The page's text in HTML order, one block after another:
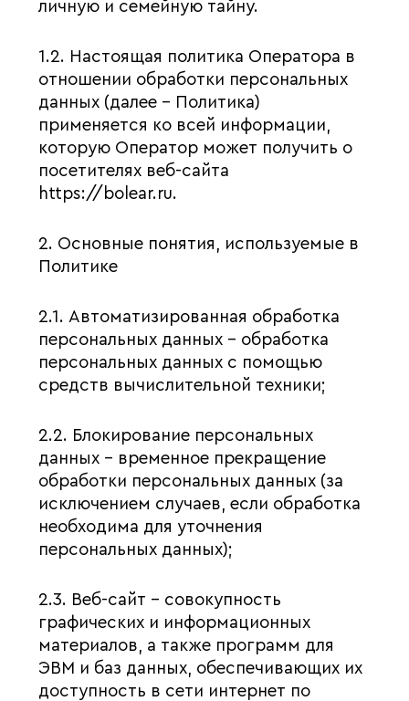
личную и семейную тайну.
1.2. Настоящая политика Оператора в
отношении обработки персональных
данных (далее – Политика)
применяется ко всей информации,
которую Оператор может получить о
посетителях веб-сайта
https://bolear.ru.
2. Основные понятия, используемые в
Политике
2.1. Автоматизированная обработка
персональных данных – обработка
персональных данных с помощью
средств вычислительной техники;
2.2. Блокирование персональных
данных – временное прекращение
обработки персональных данных (за
исключением случаев, если обработка
необходима для уточнения
персональных данных);
2.3. Веб-сайт – совокупность
графических и информационных
материалов, а также программ для
ЭВМ и баз данных, обеспечивающих их
доступность в сети интернет по